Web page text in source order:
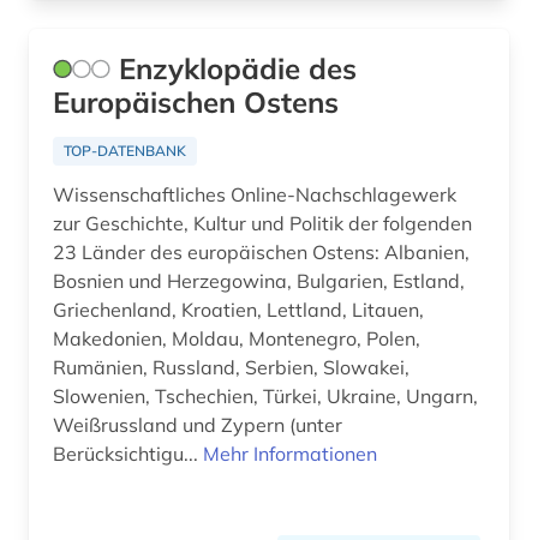
Enzyklopädie des
Europäischen Ostens
TOP-DATENBANK
Wissenschaftliches Online-Nachschlagewerk
zur Geschichte, Kultur und Politik der folgenden
23 Länder des europäischen Ostens: Albanien,
Bosnien und Herzegowina, Bulgarien, Estland,
Griechenland, Kroatien, Lettland, Litauen,
Makedonien, Moldau, Montenegro, Polen,
Rumänien, Russland, Serbien, Slowakei,
Slowenien, Tschechien, Türkei, Ukraine, Ungarn,
Weißrussland und Zypern (unter
Berücksichtigu... Mehr Informationen